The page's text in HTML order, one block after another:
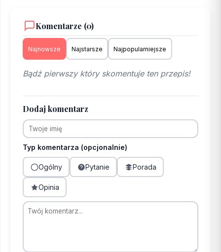
Komentarze (0)
Najnowsze Najstarsze Najpopularniejsze
Bądź pierwszy który skomentuje ten przepis!
Dodaj komentarz
Typ komentarza (opcjonalnie)
Ogólny Pytanie Porada
Opinia